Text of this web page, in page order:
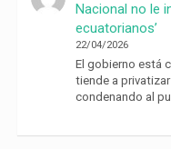
Nacional no le
ecuatorianos’
22/04/2026
El gobierno está
tiende a
condenando al